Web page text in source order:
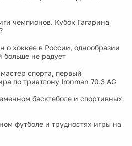
чемпионов. Кубок Гагарина
хоккее в России, однообразии
не радует
спорта, первый
по триатлону Ironman 70.3 AG
басктеболе и спортивных
футболе и трудностях игры на